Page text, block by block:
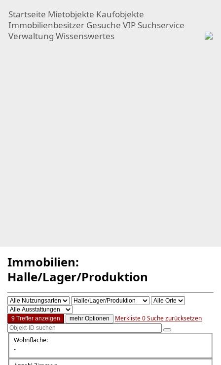
Startseite Mietobjekte Kaufobjekte
Immobilienbesitzer Gesuche VIP Suchservice
Verwaltung Wissenswertes
Immobilien:
Halle/Lager/Produktion
9 Treffer anzeigen mehr Optionen Merkliste0Suche zurücksetzen
Wohnfläche:
-